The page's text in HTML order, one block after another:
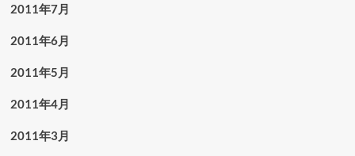
2011年7月
2011年6月
2011年5月
2011年4月
2011年3月